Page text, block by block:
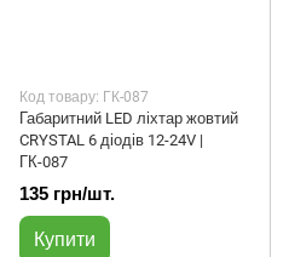
Код товару: ГК-087
Габаритний LED ліхтар жовтий
CRYSTAL 6 діодів 12-24V |
ГК-087
135 грн/шт.
Купити